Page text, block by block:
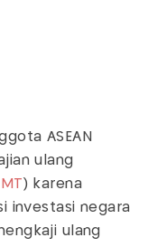
ASEAN
ulang
) karena
investasi negara
ulang